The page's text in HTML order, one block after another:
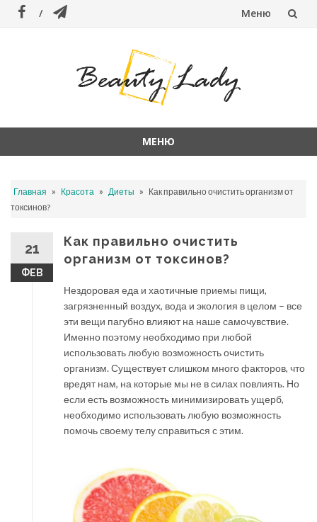
Меню
МЕНЮ
содержанию
Главная » Красота » Диеты » Как правильно очистить организм от
токсинов?
21
ФЕВ
Как правильно очистить
организм от токсинов?
Нездоровая еда и хаотичные приемы пищи,
загрязненный воздух, вода и экология в целом – все
эти вещи пагубно влияют на наше самочувствие.
Именно поэтому необходимо при любой
использовать любую возможность очистить
организм. Существует слишком много факторов, что
вредят нам, на которые мы не в силах повлиять. Но
если есть возможность минимизировать ущерб,
необходимо использовать любую возможность
помочь своему телу справиться с этим.